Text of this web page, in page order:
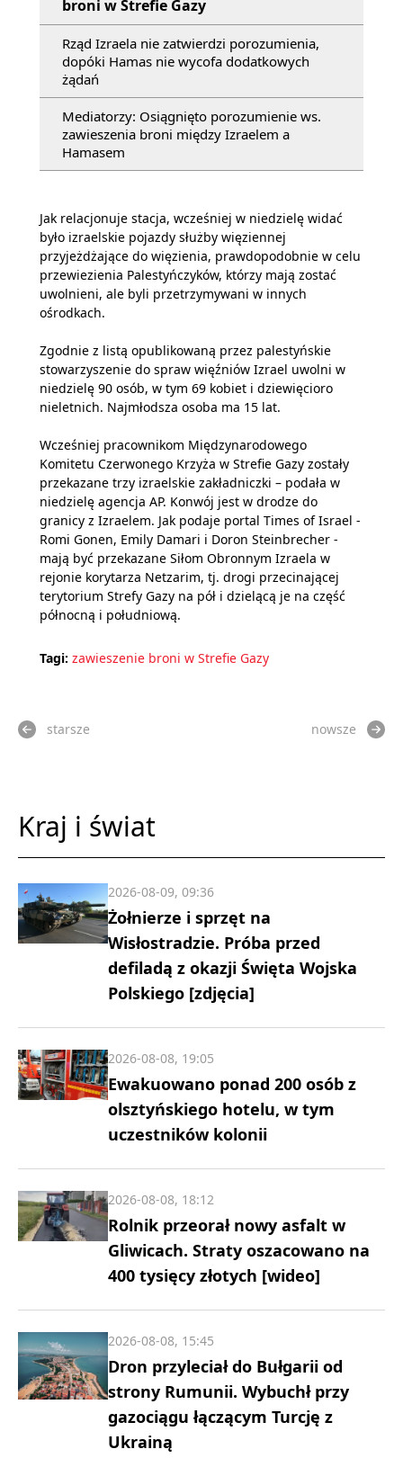
broni w Strefie Gazy
Rząd Izraela nie zatwierdzi porozumienia,
dopóki Hamas nie wycofa dodatkowych
żądań
Mediatorzy: Osiągnięto porozumienie ws.
zawieszenia broni między Izraelem a
Hamasem
Jak relacjonuje stacja, wcześniej w niedzielę widać
było izraelskie pojazdy służby więziennej
przyjeżdżające do więzienia, prawdopodobnie w celu
przewiezienia Palestyńczyków, którzy mają zostać
uwolnieni, ale byli przetrzymywani w innych
ośrodkach.
Zgodnie z listą opublikowaną przez palestyńskie
stowarzyszenie do spraw więźniów Izrael uwolni w
niedzielę 90 osób, w tym 69 kobiet i dziewięcioro
nieletnich. Najmłodsza osoba ma 15 lat.
Wcześniej pracownikom Międzynarodowego
Komitetu Czerwonego Krzyża w Strefie Gazy zostały
przekazane trzy izraelskie zakładniczki – podała w
niedzielę agencja AP. Konwój jest w drodze do
granicy z Izraelem. Jak podaje portal Times of Israel -
Romi Gonen, Emily Damari i Doron Steinbrecher -
mają być przekazane Siłom Obronnym Izraela w
rejonie korytarza Netzarim, tj. drogi przecinającej
terytorium Strefy Gazy na pół i dzielącą je na część
północną i południową.
Tagi: zawieszenie broni w Strefie Gazy
starsze nowsze
Kraj i świat
Żołnierze i sprzęt na
Wisłostradzie. Próba przed
defiladą z okazji Święta Wojska
Polskiego [zdjęcia]
2026-08-09, 09:36
Ewakuowano ponad 200 osób z
olsztyńskiego hotelu, w tym
uczestników kolonii
2026-08-08, 19:05
Rolnik przeorał nowy asfalt w
Gliwicach. Straty oszacowano na
400 tysięcy złotych [wideo]
2026-08-08, 18:12
Dron przyleciał do Bułgarii od
strony Rumunii. Wybuchł przy
gazociągu łączącym Turcję z
Ukrainą
2026-08-08, 15:45